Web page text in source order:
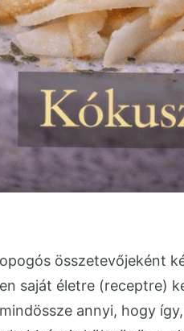
összetevőjeként
saját életre (receptre)
annyi, hogy